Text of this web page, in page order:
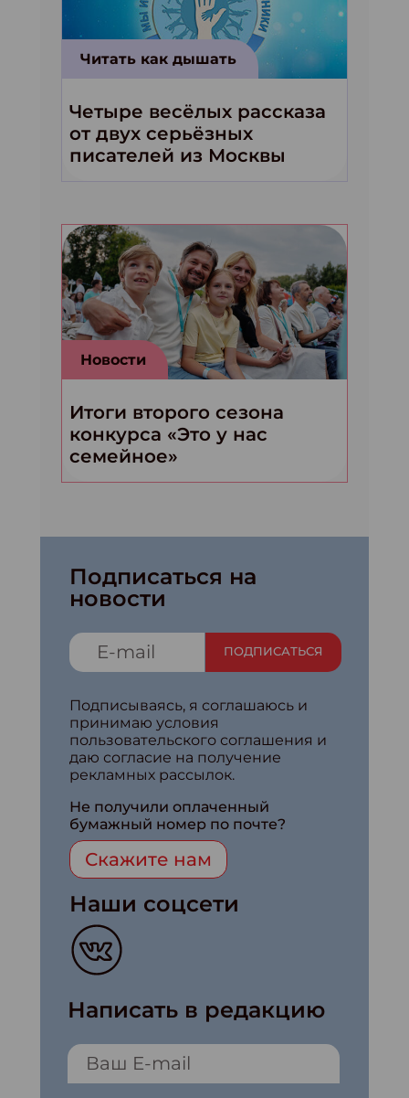
Читать как дышать
Четыре весёлых рассказа
от двух серьёзных
писателей из Москвы
Новости
Итоги второго сезона
конкурса «Это у нас
семейное»
Подписаться на
новости
ПОДПИСАТЬСЯ
Подписываясь, я соглашаюсь и
принимаю условия
пользовательского соглашения и
даю согласие на получение
рекламных рассылок.
Не получили оплаченный
бумажный номер по почте?
Скажите нам
Наши соцсети
Написать в редакцию